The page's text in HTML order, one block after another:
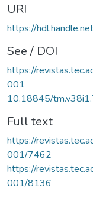
URI
https://
See / DOI
https://
001
10.18845/
Full text
https://
001/7462
https://
001/8136